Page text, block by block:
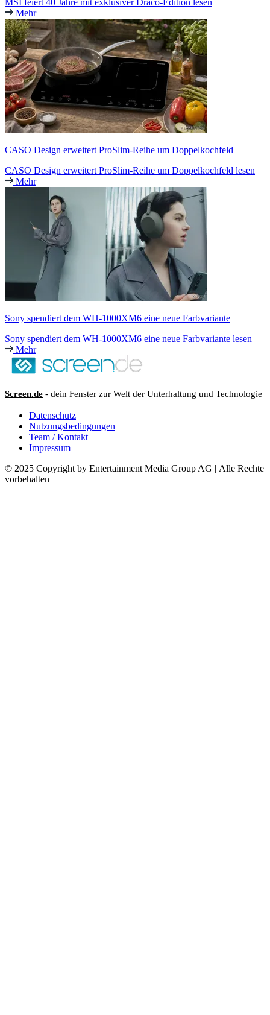
MSI feiert 40 Jahre mit exklusiver Draco-Edition lesen
Mehr
CASO Design erweitert ProSlim-Reihe um Doppelkochfeld
CASO Design erweitert ProSlim-Reihe um Doppelkochfeld lesen
Mehr
Sony spendiert dem WH-1000XM6 eine neue Farbvariante
Sony spendiert dem WH-1000XM6 eine neue Farbvariante lesen
Mehr
Screen.de - dein Fenster zur Welt der Unterhaltung und Technologie
Datenschutz
Nutzungsbedingungen
Team / Kontakt
Impressum
© 2025 Copyright by Entertainment Media Group AG | Alle Rechte
vorbehalten